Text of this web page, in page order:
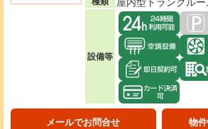
屋内型トランクルー
設備等
メールでお問合せ 物